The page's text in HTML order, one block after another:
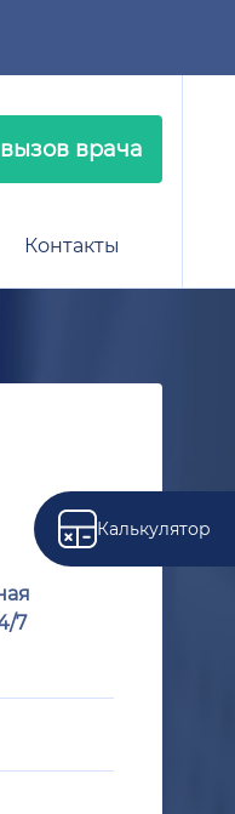
врача
Контакты
Калькулятор
7